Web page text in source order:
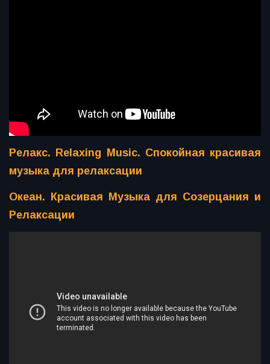
Релакс. Relaxing Music. Спокойная красивая
музыка для релаксации
Океан. Красивая Музыка для Созерцания и
Релаксации